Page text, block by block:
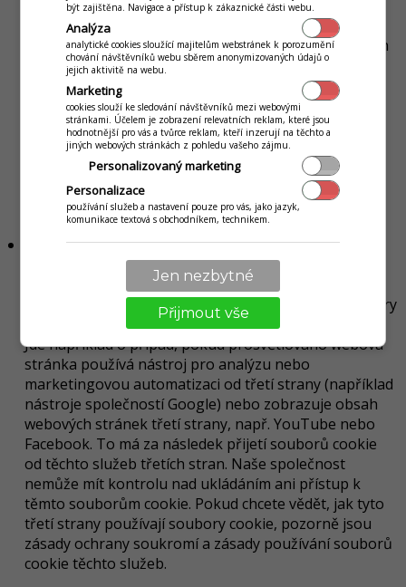
webových stránkách na zobrazení obsahu a reklam,
které jsou přizpůsobeny vašim zájmům. Tyto cookies
mohou shromažďovat informace o vašich zvyklostech
při prohlížení našich webových stránek. Mohou být
využity i na rozpoznání vaší opětovné návštěvy
některé z webových stránek, které jsou součástí naší
sítě. Tímto způsobem můžeme poskytovat na našich
webových stránkách obsah a reklamy, které jsou pro
vás relevantnější a efektivnější cílit přímou
marketingovou komunikaci, ale také omezit počtu
zobrazení reklamy a měřit účinnost reklamních
kampaní.
Soubory cookie třetích stran
Na stránkách jsou propojení a integrovaný obsah z
jiných webových stránek. Proto mohou být během
používání našich webových stránek vytvořené soubory
cookies, které nepodléhají kontrole naší společnosti.
Jde například o případ, pokud prosvětlováno webová
stránka používá nástroj pro analýzu nebo
marketingovou automatizaci od třetí strany (například
nástroje společností Google) nebo zobrazuje obsah
webových stránek třetí strany, např. YouTube nebo
Facebook. To má za následek přijetí souborů cookie
od těchto služeb třetích stran. Naše společnost
nemůže mít kontrolu nad ukládáním ani přístup k
těmto souborům cookie. Pokud chcete vědět, jak tyto
třetí strany používají soubory cookie, pozorně jsou
zásady ochrany soukromí a zásady používání souborů
cookie těchto služeb.
být zajištěna. Navigace a přístup k zákaznické části webu.
Analýza
analytické cookies sloužící majitelům webstránek k porozumění
chování návštěvníků webu sběrem anonymizovaných údajů o
jejich aktivitě na webu.
Marketing
cookies slouží ke sledování návštěvníků mezi webovými
stránkami. Účelem je zobrazení relevatních reklam, které jsou
hodnotnější pro vás a tvůrce reklam, kteří inzerují na těchto a
jiných webových stránkách z pohledu vašeho zájmu.
Personalizovaný marketing
Personalizace
používání služeb a nastavení pouze pro vás, jako jazyk,
komunikace textová s obchodníkem, technikem.
Jen nezbytné
Přijmout vše